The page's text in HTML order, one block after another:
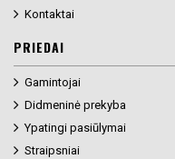
Kontaktai
PRIEDAI
Gamintojai
Didmeninė prekyba
Ypatingi pasiūlymai
Straipsniai